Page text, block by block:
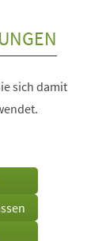
sich damit